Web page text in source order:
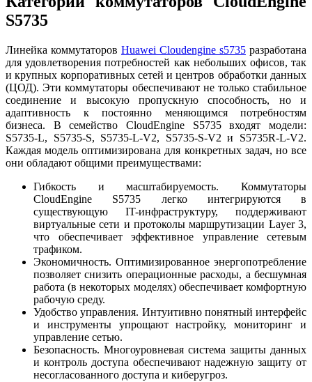
S5735
Линейка коммутаторов Huawei Cloudengine s5735 разработана
для удовлетворения потребностей как небольших офисов, так
и крупных корпоративных сетей и центров обработки данных
(ЦОД). Эти коммутаторы обеспечивают не только стабильное
соединение и высокую пропускную способность, но и
адаптивность к постоянно меняющимся потребностям
бизнеса. В семейство CloudEngine S5735 входят модели:
S5735-L, S5735-S, S5735-L-V2, S5735-S-V2 и S5735R-L-V2.
Каждая модель оптимизирована для конкретных задач, но все
они обладают общими преимуществами:
Гибкость и масштабируемость. Коммутаторы
CloudEngine S5735 легко интегрируются в
существующую IT-инфраструктуру, поддерживают
виртуальные сети и протоколы маршрутизации Layer 3,
что обеспечивает эффективное управление сетевым
трафиком.
Экономичность. Оптимизированное энергопотребление
позволяет снизить операционные расходы, а бесшумная
работа (в некоторых моделях) обеспечивает комфортную
рабочую среду.
Удобство управления. Интуитивно понятный интерфейс
и инструменты упрощают настройку, мониторинг и
управление сетью.
Безопасность. Многоуровневая система защиты данных
и контроль доступа обеспечивают надежную защиту от
несогласованного доступа и киберугроз.